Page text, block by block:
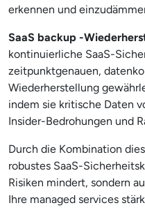
erkennen und
SaaS backup -
kontinuierliche SaaS-
zeitpunktgenauen,
Wiederherstellung
indem sie kritische Daten
Insider-Bedrohungen und
Durch die Kombination
robustes SaaS-
Risiken mindert, sondern
Ihre managed services